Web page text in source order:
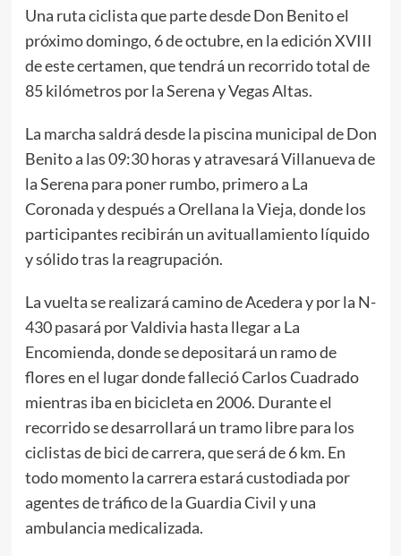
Una ruta ciclista que parte desde Don Benito el
próximo domingo, 6 de octubre, en la edición XVIII
de este certamen, que tendrá un recorrido total de
85 kilómetros por la Serena y Vegas Altas.
La marcha saldrá desde la piscina municipal de Don
Benito a las 09:30 horas y atravesará Villanueva de
la Serena para poner rumbo, primero a La
Coronada y después a Orellana la Vieja, donde los
participantes recibirán un avituallamiento líquido
y sólido tras la reagrupación.
La vuelta se realizará camino de Acedera y por la N-
430 pasará por Valdivia hasta llegar a La
Encomienda, donde se depositará un ramo de
flores en el lugar donde falleció Carlos Cuadrado
mientras iba en bicicleta en 2006. Durante el
recorrido se desarrollará un tramo libre para los
ciclistas de bici de carrera, que será de 6 km. En
todo momento la carrera estará custodiada por
agentes de tráfico de la Guardia Civil y una
ambulancia medicalizada.